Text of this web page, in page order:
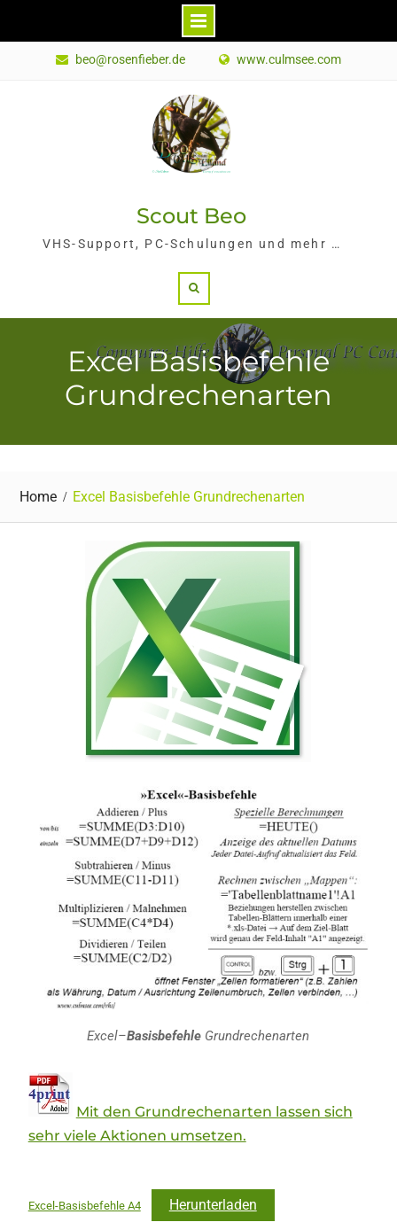
beo@rosenfieber.de www.culmsee.com
Scout Beo
VHS-Support, PC-Schulungen und mehr …
Excel Basisbefehle
Grundrechenarten
Home Excel Basisbefehle Grundrechenarten
Excel–Basisbefehle Grundrechenarten
Mit den Grundrechenarten lassen sich
sehr viele Aktionen umsetzen.
Excel-Basisbefehle A4 Herunterladen